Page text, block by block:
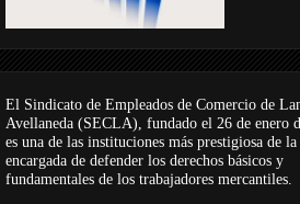
El Sindicato de Empleados de Comercio de
Avellaneda (SECLA), fundado el 26 de enero
es una de las instituciones más prestigiosa de
encargada de defender los derechos básicos y
fundamentales de los trabajadores mercantiles.